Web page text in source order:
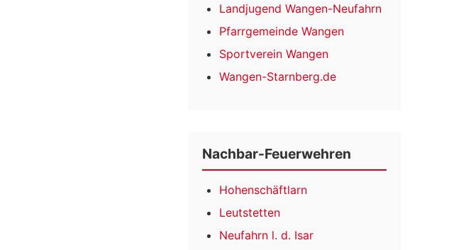
Landjugend Wangen-Neufahrn
Pfarrgemeinde Wangen
Sportverein Wangen
Wangen-Starnberg.de
Nachbar-Feuerwehren
Hohenschäftlarn
Leutstetten
Neufahrn l. d. Isar